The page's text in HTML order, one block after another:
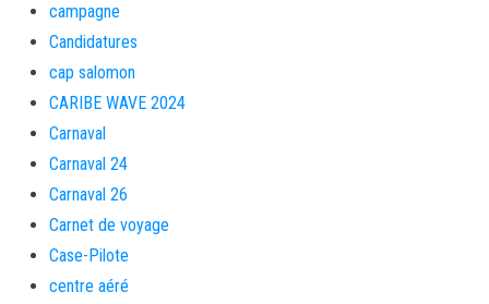
campagne
Candidatures
cap salomon
CARIBE WAVE 2024
Carnaval
Carnaval 24
Carnaval 26
Carnet de voyage
Case-Pilote
centre aéré